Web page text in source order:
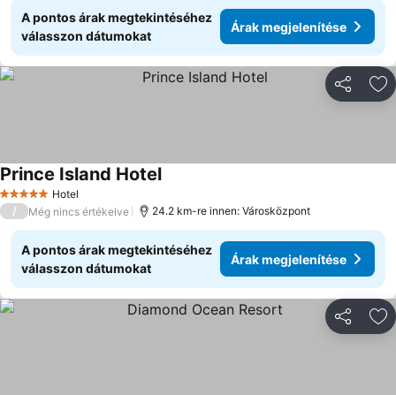
A pontos árak megtekintéséhez
válasszon dátumokat
Árak megjelenítése
5 KategóriaHotel
Prince Island Hotel
/ Még nincs értékelve 24.2 km-re innen: Városközpont
A pontos árak megtekintéséhez
válasszon dátumokat
Árak megjelenítése